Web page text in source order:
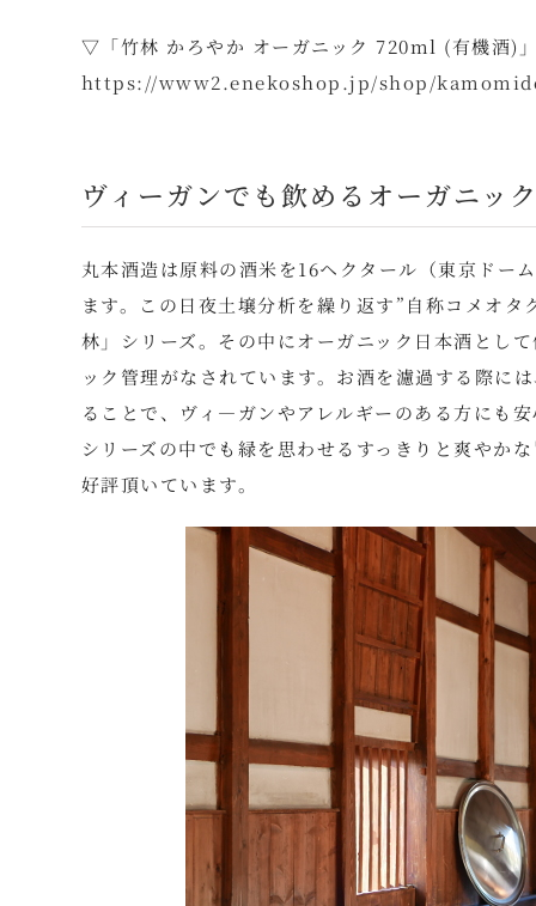
▽「竹林 かろやか オーガニック 720ml (有機酒)
https://www2.enekoshop.jp/shop/
ヴィーガンでも飲めるオーガニッ
丸本酒造は原料の酒米を16ヘクタール（東京ドー
ます。この日夜土壌分析を繰り返す”自称コメオ
林」シリーズ。その中にオーガニック日本酒とし
ック管理がなされています。お酒を濾過する際に
ることで、ヴィ―ガンやアレルギーのある方にも
シリーズの中でも緑を思わせるすっきりと爽やか
好評頂いています。